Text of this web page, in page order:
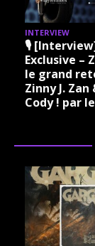
INTERVIEW
🎙
Exclusive –
le grand
Zinny J. Zan
Cody ! par